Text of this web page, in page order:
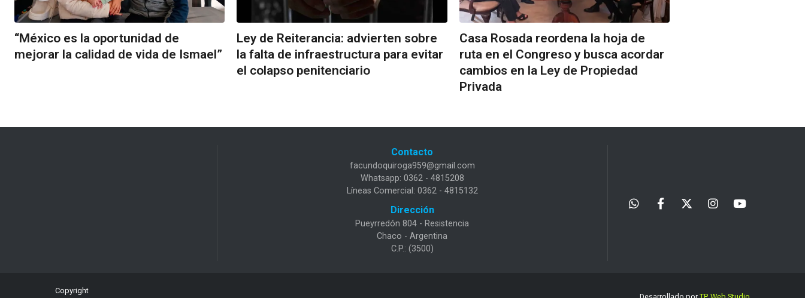
“México es la oportunidad de
mejorar la calidad de vida de Ismael”
Ley de Reiterancia: advierten sobre
la falta de infraestructura para evitar
el colapso penitenciario
Casa Rosada reordena la hoja de
ruta en el Congreso y busca acordar
cambios en la Ley de Propiedad
Privada
Contacto
facundoquiroga959@gmail.com
Whatsapp: 0362 - 4815208
Líneas Comercial: 0362 - 4815132
Dirección
Pueyrredón 804 - Resistencia
Chaco - Argentina
C.P.: (3500)
Copyright